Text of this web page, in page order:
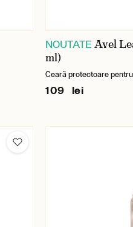
NOUTATEAvel
ml)
Ceară protectoare
109 lei